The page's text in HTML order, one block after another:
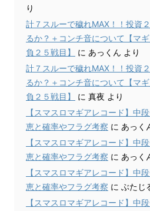
り
計７スルーで穢れMAX！！投資
るか？＋コンチ音について【マ
負２５戦目】
に あっくん より
計７スルーで穢れMAX！！投資
るか？＋コンチ音について【マ
負２５戦目】
に 真夜 より
【スマスロマギアレコード】中
恵と確率やフラグ考察 に あっく
【スマスロマギアレコード】中
恵と確率やフラグ考察 に あっく
【スマスロマギアレコード】中
恵と確率やフラグ考察 に ぶたじ
【スマスロマギアレコード】中